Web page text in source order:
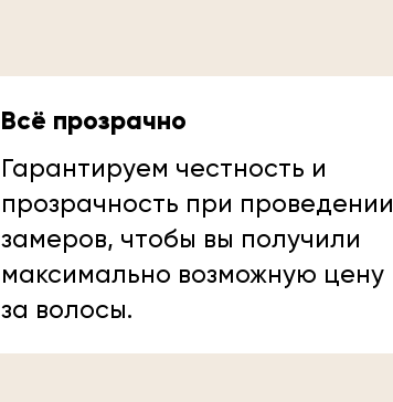
Всё прозрачно
Гарантируем честность и
прозрачность при проведении
замеров, чтобы вы получили
максимально возможную цену
за волосы.